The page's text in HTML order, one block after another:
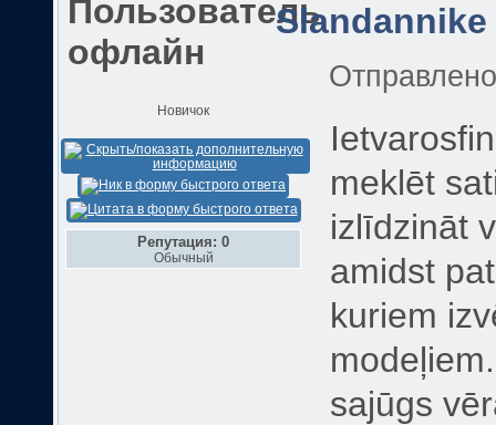
Slandannike
Новичок
Репутация: 0
Обычный
meklēt
izlīdzināt
amidst
kuriem
sajūgs